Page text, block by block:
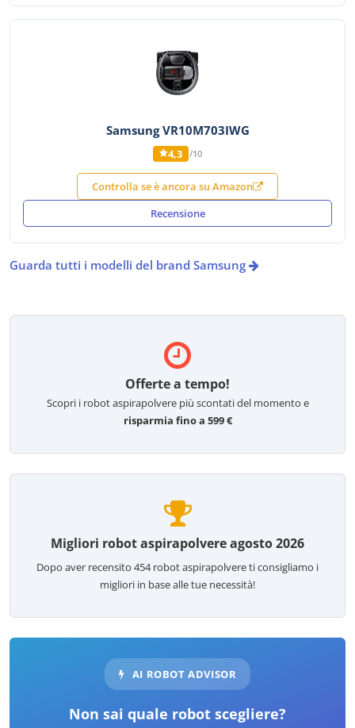
Samsung VR10M703IWG
4,3 /10
Controlla se è ancora su Amazon
Recensione
Guarda tutti i modelli del brand Samsung
Offerte a tempo!
Scopri i robot aspirapolvere più scontati del momento e
risparmia fino a 599 €
Migliori robot aspirapolvere agosto 2026
Dopo aver recensito 454robot aspirapolvere ti consigliamo i
migliori in base alle tue necessità!
AI ROBOT ADVISOR
Non sai quale robot scegliere?